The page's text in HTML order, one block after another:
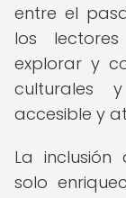
entre el
los
explorar y
culturales
accesible y
La inclusión
solo